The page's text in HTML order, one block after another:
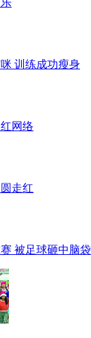
倒车逃窜
训练成功瘦身
网络
走红
被足球砸中脑袋